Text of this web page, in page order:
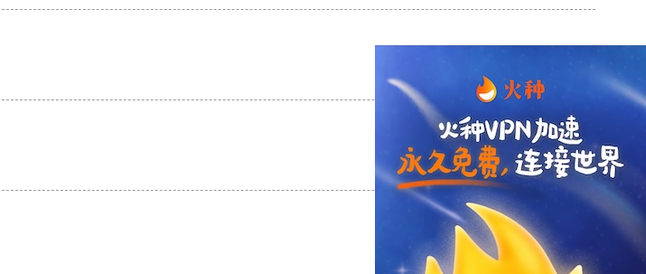
支持
支持[0] 反对[0]
支持[0] 反对[0]